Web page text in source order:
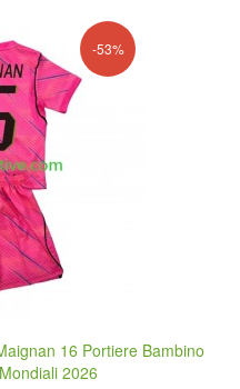
-53%
16 Portiere Bambino
2026